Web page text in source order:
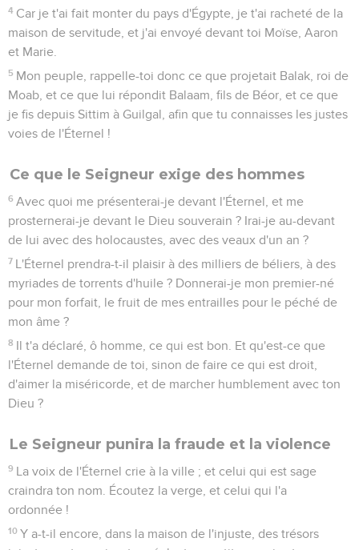
4 Car je t'ai fait monter du pays d'Égypte, je t'ai racheté de la
maison de servitude, et j'ai envoyé devant toi Moïse, Aaron
et Marie.
5 Mon peuple, rappelle-toi donc ce que projetait Balak, roi de
Moab, et ce que lui répondit Balaam, fils de Béor, et ce que
je fis depuis Sittim à Guilgal, afin que tu connaisses les justes
voies de l'Éternel !
Ce que le Seigneur exige des hommes
6 Avec quoi me présenterai-je devant l'Éternel, et me
prosternerai-je devant le Dieu souverain ? Irai-je au-devant
de lui avec des holocaustes, avec des veaux d'un an ?
7 L'Éternel prendra-t-il plaisir à des milliers de béliers, à des
myriades de torrents d'huile ? Donnerai-je mon premier-né
pour mon forfait, le fruit de mes entrailles pour le péché de
mon âme ?
8 Il t'a déclaré, ô homme, ce qui est bon. Et qu'est-ce que
l'Éternel demande de toi, sinon de faire ce qui est droit,
d'aimer la miséricorde, et de marcher humblement avec ton
Dieu ?
Le Seigneur punira la fraude et la violence
9 La voix de l'Éternel crie à la ville ; et celui qui est sage
craindra ton nom. Écoutez la verge, et celui qui l'a
ordonnée !
10 Y a-t-il encore, dans la maison de l'injuste, des trésors